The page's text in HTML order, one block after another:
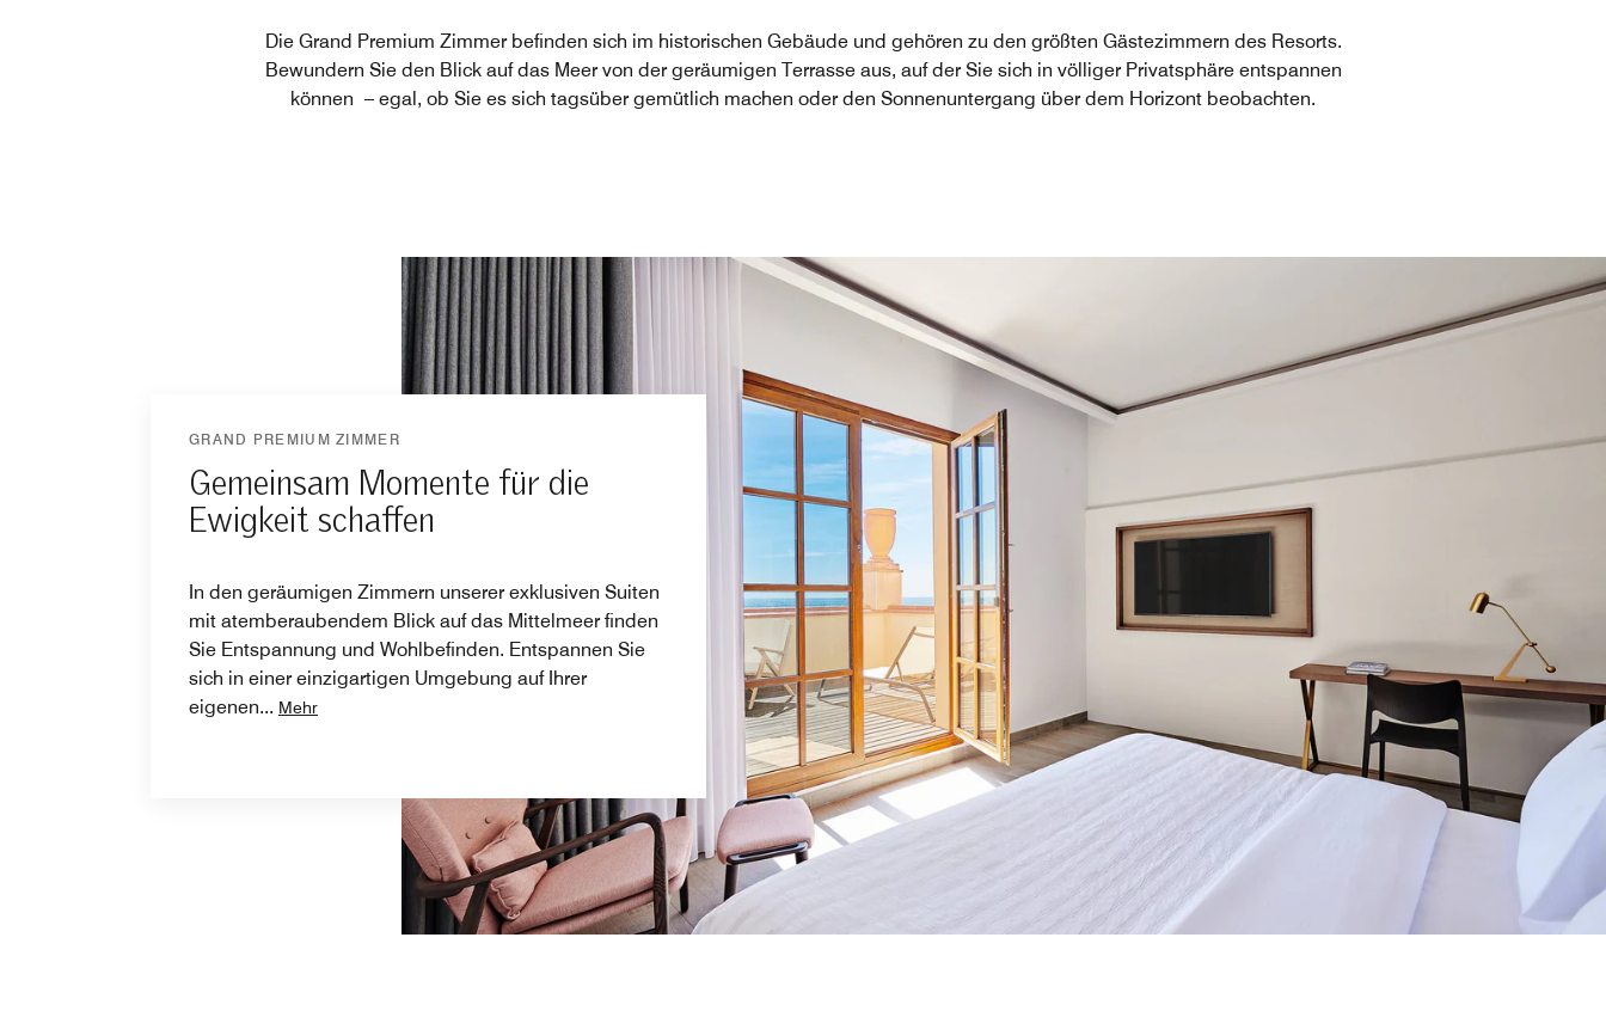
Die Grand Premium Zimmer befinden sich im historischen Gebäude und gehören zu den größten Gästezimmern des Resorts.
Bewundern Sie den Blick auf das Meer von der geräumigen Terrasse aus, auf der Sie sich in völliger Privatsphäre entspannen
können – egal, ob Sie es sich tagsüber gemütlich machen oder den Sonnenuntergang über dem Horizont beobachten.
GRAND PREMIUM ZIMMER
Gemeinsam Momente für die
Ewigkeit schaffen
In den geräumigen Zimmern unserer exklusiven Suiten
mit atemberaubendem Blick auf das Mittelmeer finden
Sie Entspannung und Wohlbefinden. Entspannen Sie
sich in einer einzigartigen Umgebung auf Ihrer
eigenen... Mehr